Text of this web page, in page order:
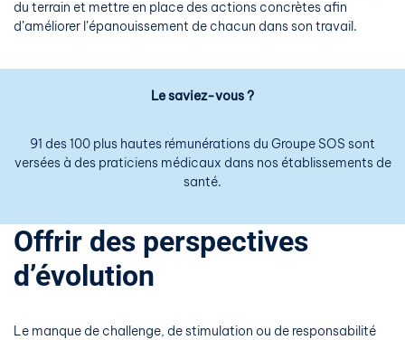
du terrain et mettre en place des actions concrètes afin
d’améliorer l’épanouissement de chacun dans son travail.
Le saviez-vous ?
91 des 100 plus hautes rémunérations du Groupe SOS sont
versées à des praticiens médicaux dans nos établissements de
santé.
Offrir des perspectives
d’évolution
Le manque de challenge, de stimulation ou de responsabilité